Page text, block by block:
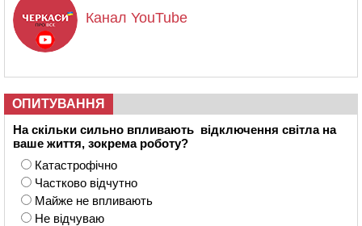
Канал YouTube
ОПИТУВАННЯ
На скільки сильно впливають відключення світла на
ваше життя, зокрема роботу?
Катастрофічно
Частково відчутно
Майже не впливають
Не відчуваю